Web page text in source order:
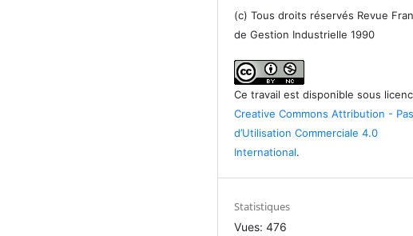
(c) Tous droits réservés Revue
de Gestion Industrielle 1990
Ce travail est disponible sous
Creative Commons Attribution - Pas
d’Utilisation Commerciale 4.0
International.
Statistiques
Vues: 476